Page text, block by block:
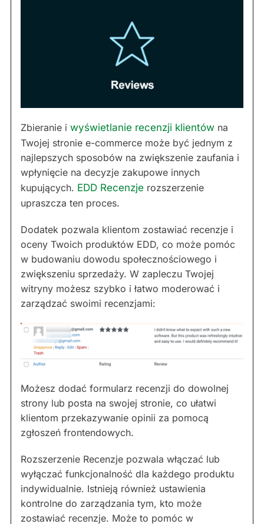
Zbieranie i wyświetlanie recenzji klientów na
Twojej stronie e-commerce może być jednym z
najlepszych sposobów na zwiększenie zaufania i
wpłynięcie na decyzje zakupowe innych
kupujących. EDD Recenzje rozszerzenie
upraszcza ten proces.
Dodatek pozwala klientom zostawiać recenzje i
oceny Twoich produktów EDD, co może pomóc
w budowaniu dowodu społecznościowego i
zwiększeniu sprzedaży. W zapleczu Twojej
witryny możesz szybko i łatwo moderować i
zarządzać swoimi recenzjami:
Możesz dodać formularz recenzji do dowolnej
strony lub posta na swojej stronie, co ułatwi
klientom przekazywanie opinii za pomocą
zgłoszeń frontendowych.
Rozszerzenie Recenzje pozwala włączać lub
wyłączać funkcjonalność dla każdego produktu
indywidualnie. Istnieją również ustawienia
kontrolne do zarządzania tym, kto może
zostawiać recenzje. Może to pomóc w